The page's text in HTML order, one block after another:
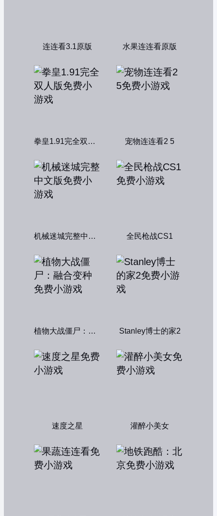
连连看3.1原版 水果连连看原版
拳皇1.91完全双人版 宠物连连看2 5
机械迷城完整中文版 全民枪战CS1
植物大战僵尸：融合变种 Stanley博士的家2
速度之星 灌醉小美女